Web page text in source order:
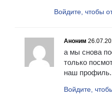
Войдите, чтобы
Аноним
а мы снова
только
наш профиль.
Войдите,